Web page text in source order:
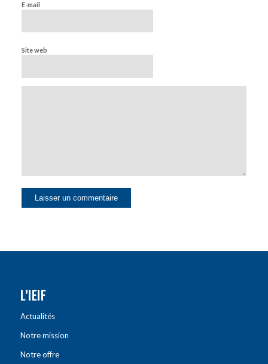
E-mail
Site web
L’IEIF
Actualités
Notre mission
Notre offre